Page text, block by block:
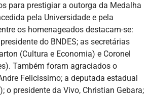
para prestigiar a outorga da Medalha
pela Universidade e pela
os homenageados destacam-se:
do BNDES; as secretárias
(Cultura e Economia) e Coronel
Também foram agraciados o
Felicissimo; a deputada estadual
o presidente da Vivo, Christian Gebara;